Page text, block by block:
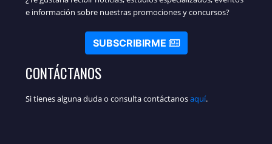
e información sobre nuestras promociones y concursos?
SUBSCRIBIRME
CONTÁCTANOS
Si tienes alguna duda o consulta contáctanosaquí.